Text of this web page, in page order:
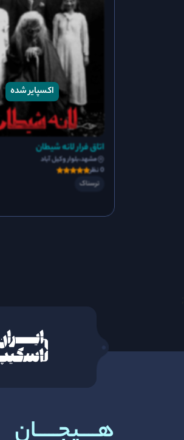
اتاق فرار لانه شیطان
مشهد،بلوار وکیل آباد
0 نظر
ترسناک